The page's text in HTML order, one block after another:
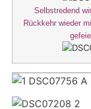
Selbstredend
Rückkehr wieder